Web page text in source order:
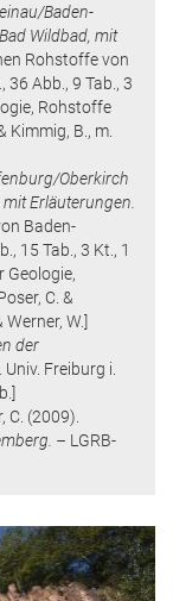
Baden-
Wildbad, mit
Rohstoffe von
, 36 Abb., 9 Tab., 3
Rohstoffe
Kimmig, B., m.
Oberkirch
Erläuterungen.
Baden-
15 Tab., 3 Kt., 1
Geologie,
C. &
W.]
der
Univ. Freiburg i.
C. (2009).
– LGRB-